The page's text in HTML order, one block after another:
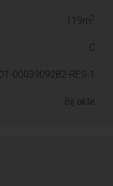
119m2
C
0003909282-RES-1
Bij akte